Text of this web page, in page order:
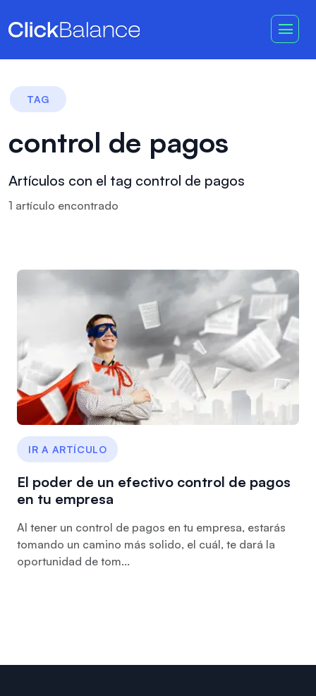
TAG
control de pagos
Artículos con el tag control de pagos
1 artículo encontrado
IR A ARTÍCULO
El poder de un efectivo control de pagos
en tu empresa
Al tener un control de pagos en tu empresa, estarás
tomando un camino más solido, el cuál, te dará la
oportunidad de tom...